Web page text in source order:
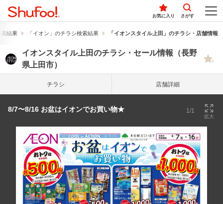
お気に入り さがす
結果 「イオン」のチラシ検索結果 「イオンスタイル上田」のチラシ・店舗情報
イオンスタイル上田のチラシ・セール情報（長野
県上田市）
チラシ 店舗詳細
8/7〜8/16 お盆はイオンでお買い物★ 1/1
拡大